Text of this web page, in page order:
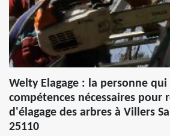
Welty Elagage : la personne qui
compétences nécessaires pour
d'élagage des arbres à Villers
25110